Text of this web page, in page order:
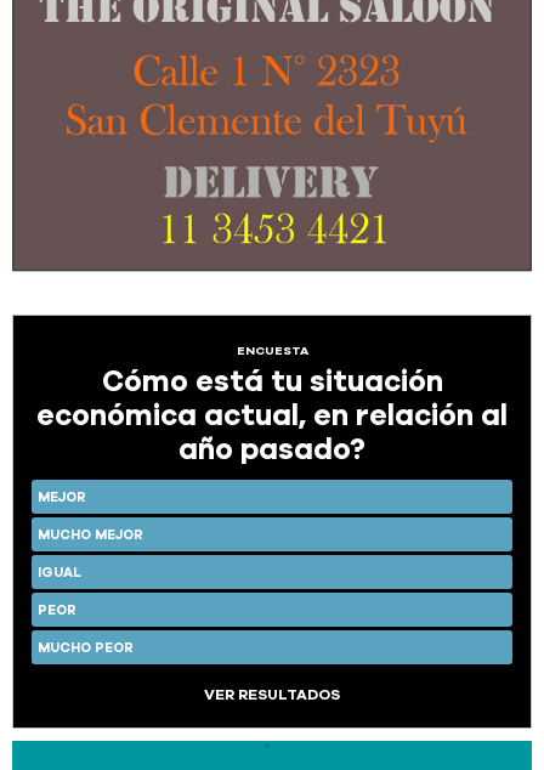
ENCUESTA
Cómo está tu situación
económica actual, en relación al
año pasado?
MEJOR
MUCHO MEJOR
IGUAL
PEOR
MUCHO PEOR
VER RESULTADOS